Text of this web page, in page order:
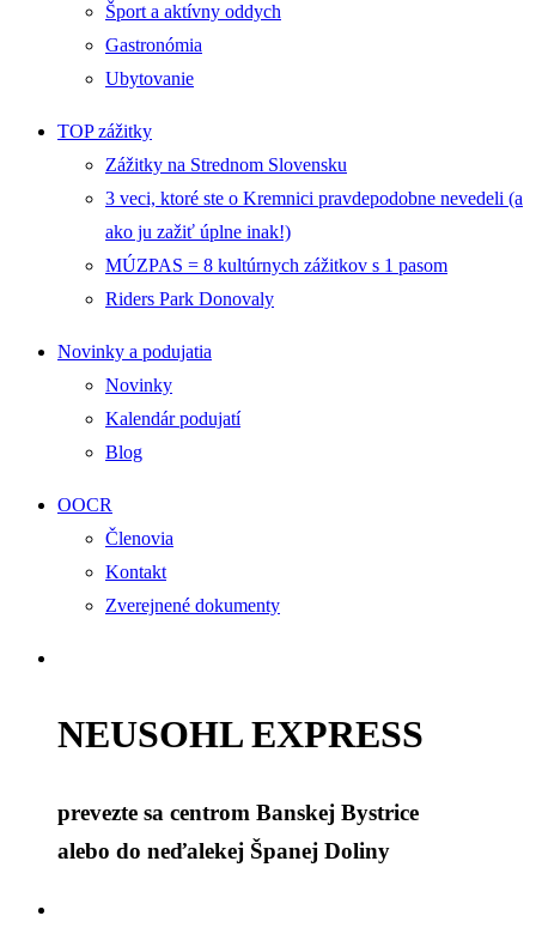
Šport a aktívny oddych
Gastronómia
Ubytovanie
TOP zážitky
Zážitky na Strednom Slovensku
3 veci, ktoré ste o Kremnici pravdepodobne nevedeli (a
ako ju zažiť úplne inak!)
MÚZPAS = 8 kultúrnych zážitkov s 1 pasom
Riders Park Donovaly
Novinky a podujatia
Novinky
Kalendár podujatí
Blog
OOCR
Členovia
Kontakt
Zverejnené dokumenty
NEUSOHL EXPRESS
prevezte sa centrom Banskej Bystrice
alebo do neďalekej Španej Doliny